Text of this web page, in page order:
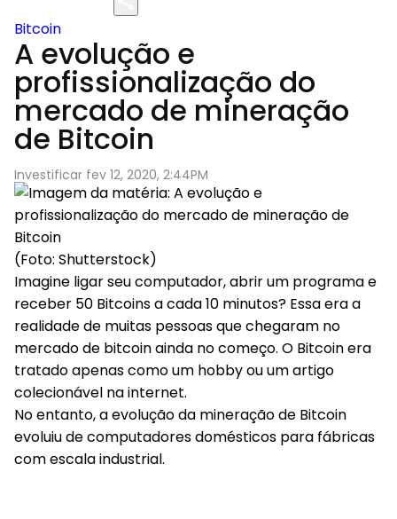
Bitcoin
A evolução e
profissionalização do
mercado de mineração
de Bitcoin
Investificar fev 12, 2020, 2:44PM
(Foto: Shutterstock)
Imagine ligar seu computador, abrir um programa e
receber 50 Bitcoins a cada 10 minutos? Essa era a
realidade de muitas pessoas que chegaram no
mercado de bitcoin ainda no começo. O Bitcoin era
tratado apenas como um hobby ou um artigo
colecionável na internet.
No entanto, a evolução da mineração de Bitcoin
evoluiu de computadores domésticos para fábricas
com escala industrial.